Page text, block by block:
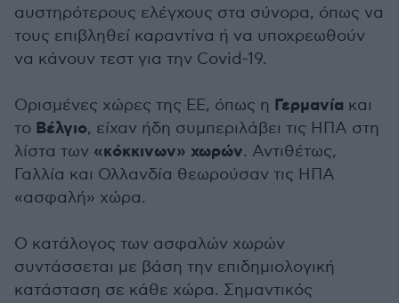
αυστηρότερους ελέγχους στα σύνορα, όπως να
τους επιβληθεί καραντίνα ή να υποχρεωθούν
να κάνουν τεστ για την Covid-19.
Ορισμένες χώρες της ΕΕ, όπως η Γερμανία και
το Βέλγιο, είχαν ήδη συμπεριλάβει τις ΗΠΑ στη
λίστα των «κόκκινων» χωρών. Αντιθέτως,
Γαλλία και Ολλανδία θεωρούσαν τις ΗΠΑ
«ασφαλή» χώρα.
Ο κατάλογος των ασφαλών χωρών
συντάσσεται με βάση την επιδημιολογική
κατάσταση σε κάθε χώρα. Σημαντικός